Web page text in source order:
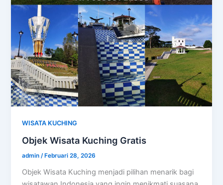
WISATA KUCHING
Objek Wisata Kuching Gratis
admin/ Februari 28, 2026
Objek Wisata Kuching menjadi pilihan menarik bagi